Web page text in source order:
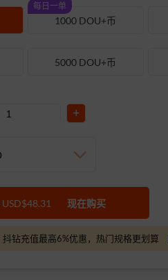
1000 DOU+币
每日一单
5000 DOU+币
+
USD$48.31 现在购买
钻充值最高6%优惠，热门规格更划算